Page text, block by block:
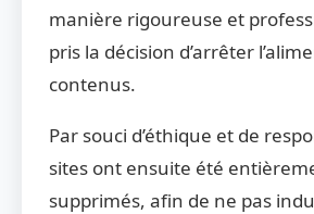
manière rigoureuse et
pris la décision d’arrêter
contenus.
Par souci d’éthique et de
sites ont ensuite été
supprimés, afin de ne pas